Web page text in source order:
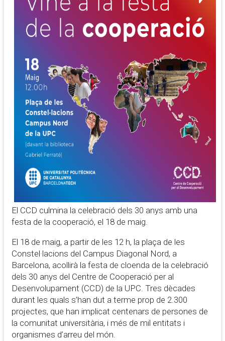
El CCD culmina la celebració dels 30 anys amb una
festa de la cooperació, el 18 de maig.
El 18 de maig, a partir de les 12 h, la plaça de les
Constel·lacions del Campus Diagonal Nord, a
Barcelona, acollirà la festa de cloenda de la celebració
dels 30 anys del Centre de Cooperació per al
Desenvolupament (CCD) de la UPC. Tres dècades
durant les quals s’han dut a terme prop de 2.300
projectes, que han implicat centenars de persones de
la comunitat universitària, i més de mil entitats i
organismes d’arreu del món.